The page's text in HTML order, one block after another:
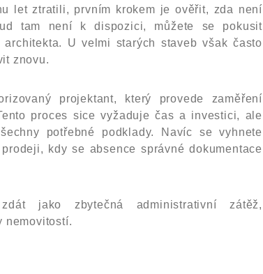
let ztratili, prvním krokem je ověřit, zda není
tam není k dispozici, můžete se pokusit
U velmi starých staveb však často
znovu.
projektant, který provede zaměření
proces sice vyžaduje čas a investici, ale
potřebné podklady. Navíc se vyhnete
kdy se absence správné dokumentace
jako zbytečná administrativní zátěž,
nemovitostí.